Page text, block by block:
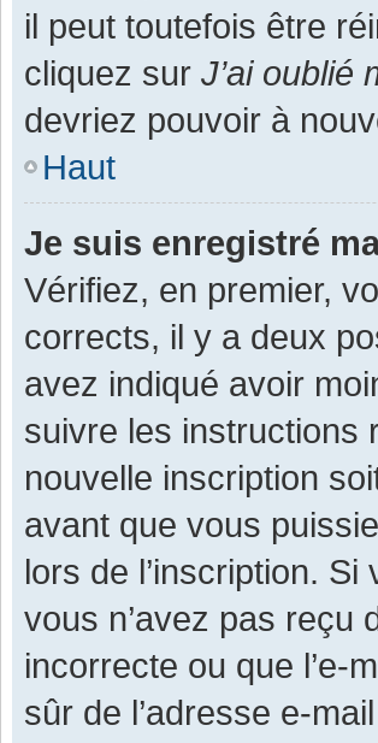
il peut toutefois être
cliquez sur J’ai oublié
devriez pouvoir à
Haut
Je suis enregistré
Vérifiez, en premier,
corrects, il y a deux
avez indiqué avoir
suivre les instructions
nouvelle inscription
avant que vous
lors de l’inscription.
vous n’avez pas reçu
incorrecte ou que l’e-
sûr de l’adresse e-